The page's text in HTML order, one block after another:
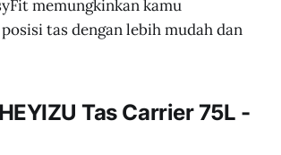
memungkinkan kamu
tas dengan lebih mudah dan
Tas Carrier 75L -